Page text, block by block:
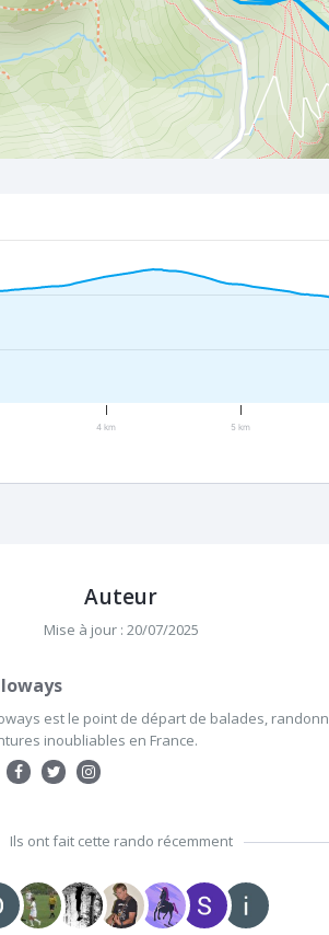
4 km 5 km
Auteur
Mise à jour : 20/07/2025
est le point de départ de balades,
inoubliables en France.
Ils ont fait cette rando récemment